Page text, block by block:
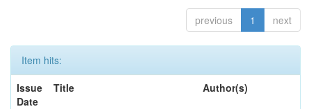
previous 1 next
Item hits:
Issue
Date
Title Author(s)